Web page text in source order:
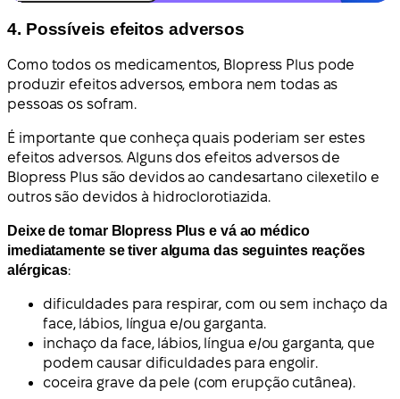
4. Possíveis efeitos adversos
Como todos os medicamentos, Blopress Plus pode
produzir efeitos adversos, embora nem todas as
pessoas os sofram.
É importante que conheça quais poderiam ser estes
efeitos adversos. Alguns dos efeitos adversos de
Blopress Plus são devidos ao candesartano cilexetilo e
outros são devidos à hidroclorotiazida.
Deixe de tomar Blopress Plus e vá ao médico
imediatamente se tiver alguma das seguintes reações
alérgicas:
dificuldades para respirar, com ou sem inchaço da
face, lábios, língua e/ou garganta.
inchaço da face, lábios, língua e/ou garganta, que
podem causar dificuldades para engolir.
coceira grave da pele (com erupção cutânea).